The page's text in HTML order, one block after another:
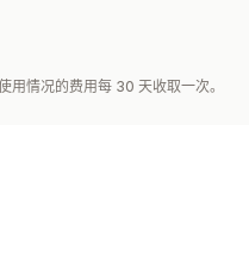
用情况的费用每 30 天收取一次。